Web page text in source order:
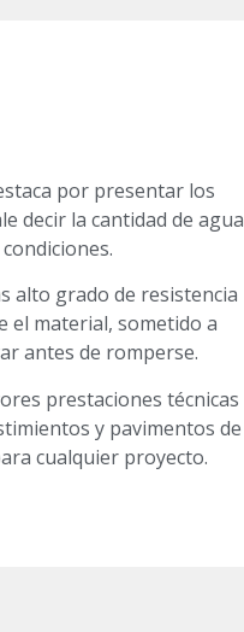
por presentar los
decir la cantidad de agua
alto grado de resistencia
el material, sometido a
antes de romperse.
prestaciones técnicas
y pavimentos de
cualquier proyecto.